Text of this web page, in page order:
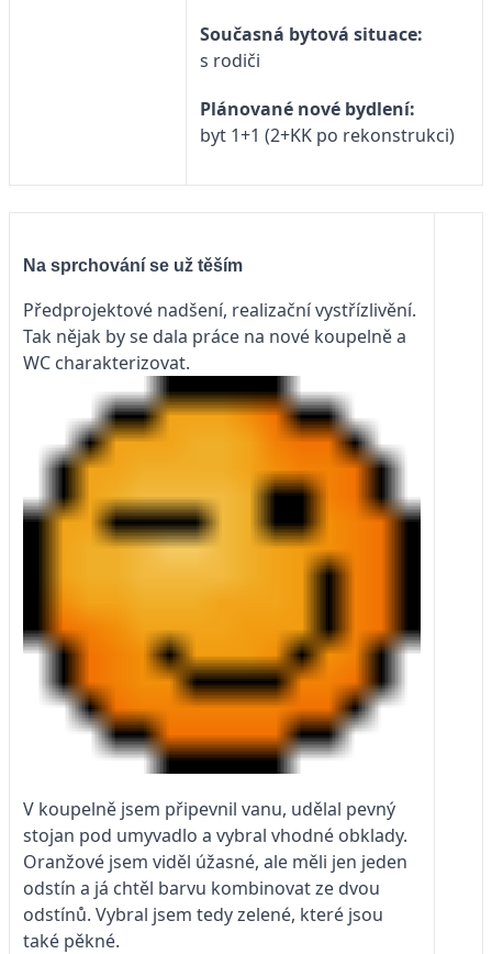
Současná bytová situace:
s rodiči
Plánované nové bydlení:
byt 1+1 (2+KK po rekonstrukci)
Na sprchování se už těším
Předprojektové nadšení, realizační vystřízlivění.
Tak nějak by se dala práce na nové koupelně a
WC charakterizovat.
V koupelně jsem připevnil vanu, udělal pevný
stojan pod umyvadlo a vybral vhodné obklady.
Oranžové jsem viděl úžasné, ale měli jen jeden
odstín a já chtěl barvu kombinovat ze dvou
odstínů. Vybral jsem tedy zelené, které jsou
také pěkné.